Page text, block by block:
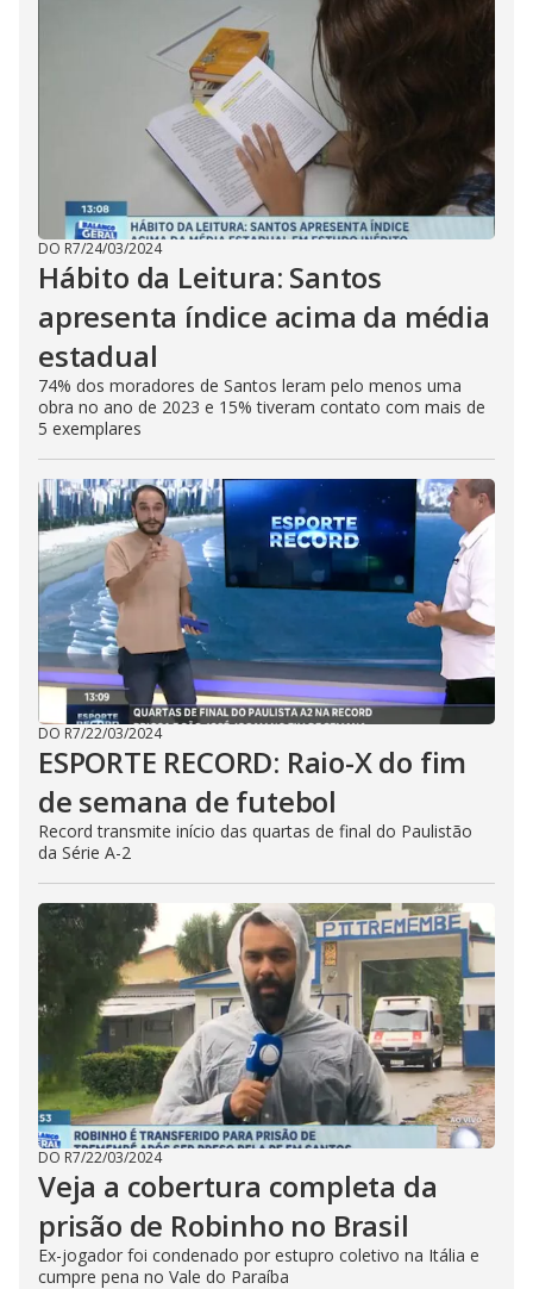
DO R7/24/03/2024
Hábito da Leitura: Santos
apresenta índice acima da média
estadual
74% dos moradores de Santos leram pelo menos uma
obra no ano de 2023 e 15% tiveram contato com mais de
5 exemplares
DO R7/22/03/2024
ESPORTE RECORD: Raio-X do fim
de semana de futebol
Record transmite início das quartas de final do Paulistão
da Série A-2
DO R7/22/03/2024
Veja a cobertura completa da
prisão de Robinho no Brasil
Ex-jogador foi condenado por estupro coletivo na Itália e
cumpre pena no Vale do Paraíba